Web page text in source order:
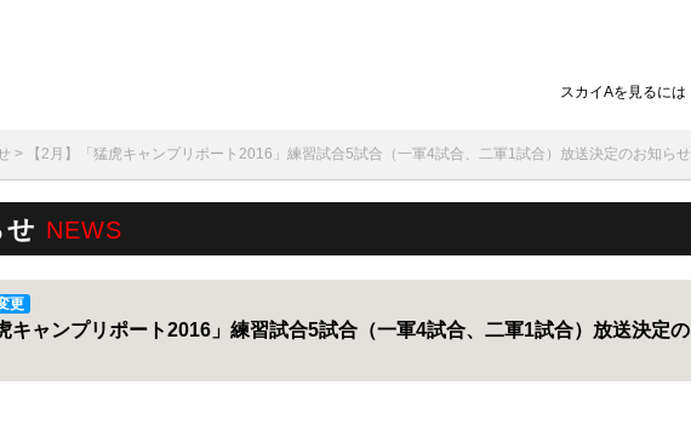
スカイAを見るには
> 【2月】「猛虎キャンプリポート2016」練習試合5試合（一軍4試合、二軍1試合）放送決定のお知らせ
せ NEWS
更
キャンプリポート2016」練習試合5試合（一軍4試合、二軍1試合）放送決定の